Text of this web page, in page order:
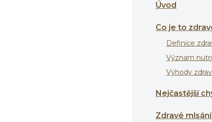
Úvod
Co je to
Definice
Význam
Výhody
Nejčastější
Zdravé